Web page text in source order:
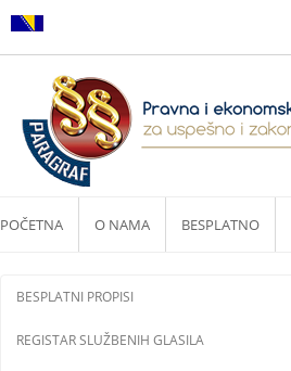
POČETNA O NAMA BESPLATNO
BESPLATNI PROPISI
REGISTAR SLUŽBENIH GLASILA